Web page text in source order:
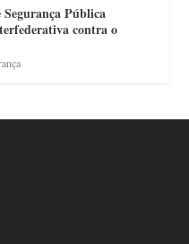
Pública
contra o